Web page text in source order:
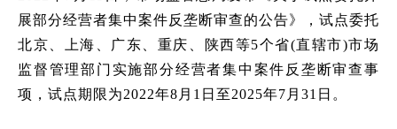
展部分经营者集中案件反垄断审查的公告》，试点委托
北京、上海、广东、重庆、陕西等5个省(直辖市)市场
监督管理部门实施部分经营者集中案件反垄断审查事
项，试点期限为2022年8月1日至2025年7月31日。